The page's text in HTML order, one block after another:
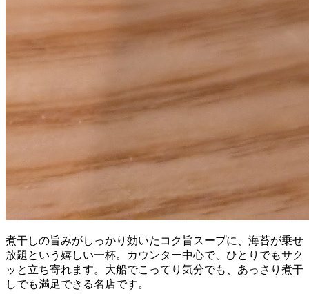
煮干しの旨みがしっかり効いたコク旨スープに、海苔が乗せ
放題という嬉しい一杯。カウンター中心で、ひとりでもサク
ッと立ち寄れます。大船でこってり気分でも、あっさり煮干
しでも満足できる名店です。